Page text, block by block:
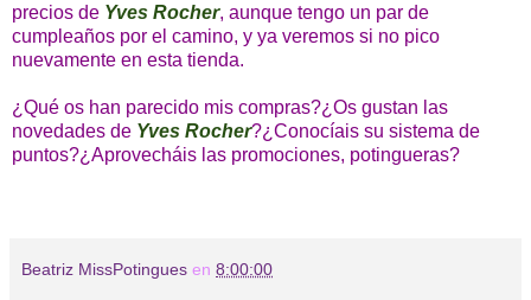
precios de Yves Rocher, aunque tengo un par de
cumpleaños por el camino, y ya veremos si no pico
nuevamente en esta tienda.
¿Qué os han parecido mis compras?¿Os gustan las
novedades de Yves Rocher?¿Conocíais su sistema de
puntos?¿Aprovecháis las promociones, potingueras?
Beatriz MissPotingues en 8:00:00